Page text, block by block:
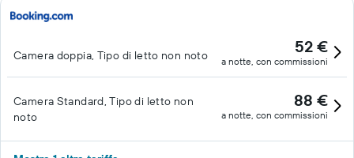
Camera doppia, Tipo di letto non noto 52 €
a notte, con commissioni
Camera Standard, Tipo di letto non
noto
88 €
a notte, con commissioni